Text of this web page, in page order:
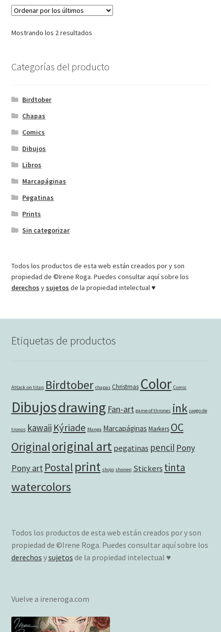
Mostrando los 2 resultadosOrdenado
últimos
Categorías del producto
Birdtober
Chapas
Comics
Dibujos
Libros
Marcapáginas
Pegatinas
Prints
Sin categorizar
Todos los productos de esta web están creados por y son
propiedad de ©Irene Roga. Puedes consultar aquí sobre los
derechos y sujetos de la propiedad intelectual ♥
Etiquetas de productos
Attack on titan Birdtober chapas Christmas Color Comic
Dibujosdrawing Fan-art game of thrones ink juego de
tronos kawaii Kýriade Manga Marcapáginas Markers OC
Originaloriginal art pegatinas pencil Pony
Pony art Postal print shojo shonen Stickers tinta
watercolors
Todos los productos de esta web están creados por y son
propiedad de ©Irene Roga. Puedes consultar aquí sobre los
derechos ysujetos de la propiedad intelectual ♥
Vuelve a ireneroga.com